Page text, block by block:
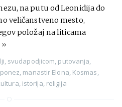
na putu od Leonidija do
veličanstveno mesto,
položaj na liticama
»
svudapodjicom putovanja
manastir Elona Kosmas
istorija religija